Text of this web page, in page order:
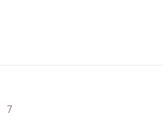
auf Miitwoch, den 2. April
7